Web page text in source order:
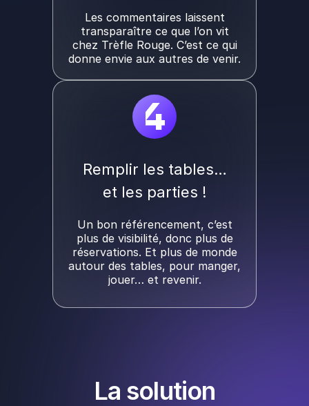
Les commentaires laissent
transparaître ce que l’on vit
chez Trèfle Rouge. C’est ce qui
donne envie aux autres de venir.
4
Remplir les tables…
et les parties !
Un bon référencement, c’est
plus de visibilité, donc plus de
réservations. Et plus de monde
autour des tables, pour manger,
jouer… et revenir.
La solution